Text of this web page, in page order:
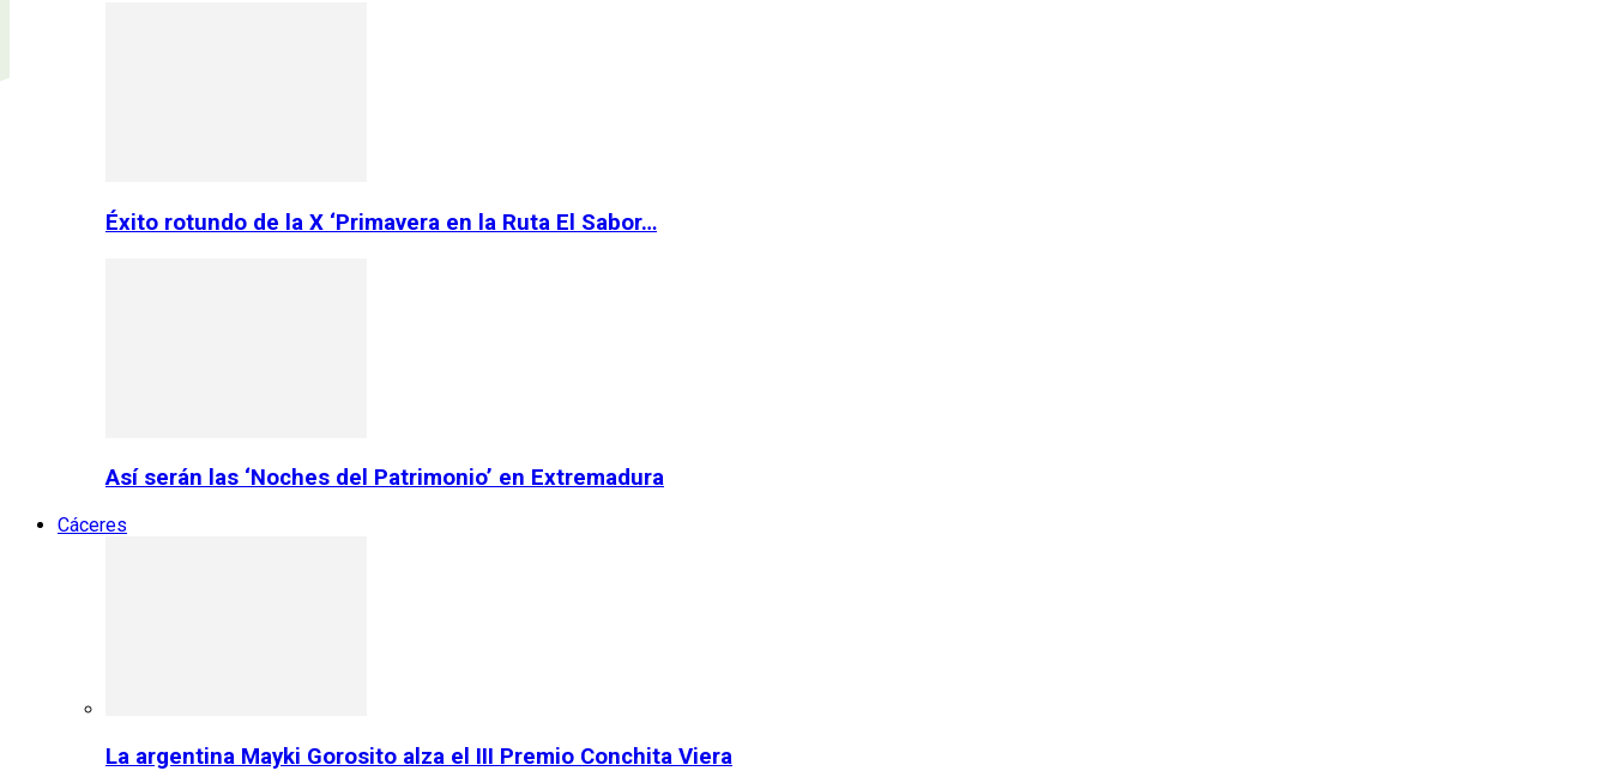
Éxito rotundo de la X ‘Primavera en la Ruta El Sabor…
Así serán las ‘Noches del Patrimonio’ en Extremadura
Cáceres
La argentina Mayki Gorosito alza el III Premio Conchita Viera